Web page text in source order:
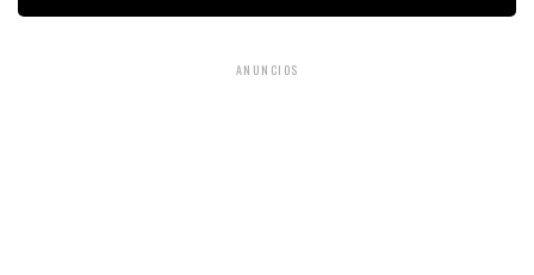
ANUNCIOS